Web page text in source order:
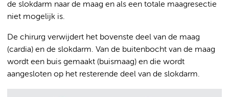
de slokdarm naar de maag en als een totale maagresectie
niet mogelijk is.
De chirurg verwijdert het bovenste deel van de maag
(cardia) en de slokdarm. Van de buitenbocht van de maag
wordt een buis gemaakt (buismaag) en die wordt
aangesloten op het resterende deel van de slokdarm.